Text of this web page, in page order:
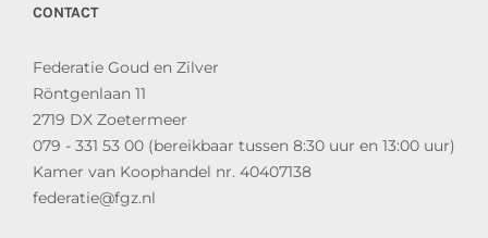
CONTACT
Federatie Goud en Zilver
Röntgenlaan 11
2719 DX Zoetermeer
079 - 331 53 00 (bereikbaar tussen 8:30 uur en 13:00 uur)
Kamer van Koophandel nr. 40407138
federatie@fgz.nl